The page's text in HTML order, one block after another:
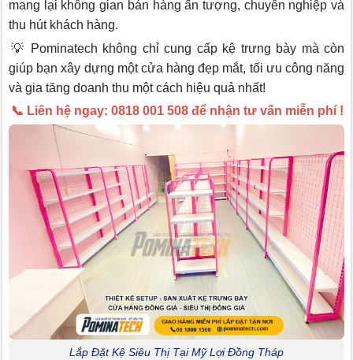
mang lại không gian bán hàng ấn tượng, chuyên nghiệp và
thu hút khách hàng.
💡 Pominatech không chỉ cung cấp kệ trưng bày mà còn
giúp bạn xây dựng một cửa hàng đẹp mắt, tối ưu công năng
và gia tăng doanh thu một cách hiệu quả nhất!
📞 Liên hệ ngay: 0818 001 508 để nhận tư vấn miễn phí !
Lắp Đặt Kệ Siêu Thị Tại Mỹ Lợi Đồng Tháp